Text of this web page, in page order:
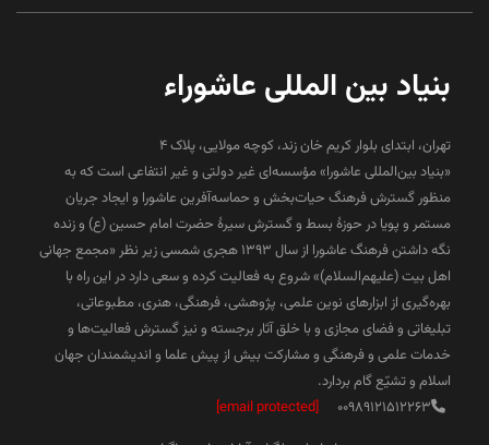
بنیاد بین المللی عاشوراء
تهران، ابتدای بلوار کریم خان زند، کوچه مولایی، پلاک 4
«بنیاد بین‌المللی عاشورا» مؤسسه‌ای غیر دولتی و غیر انتفاعی است که به
منظور گسترش فرهنگ حیات‌بخش و حماسه‌آفرین عاشورا و ایجاد جریان
مستمر و پویا در حوزۀ بسط و گسترش سیرۀ حضرت امام حسین (ع) و زنده
نگه داشتن فرهنگ عاشورا از سال ۱۳۹۳ هجری شمسی زیر نظر «مجمع جهانی
اهل بیت (علیهم‌السلام)» شروع به فعالیت کرده و سعی دارد در این راه با
بهره‌گیری از ابزارهای نوین علمی، پژوهشی، فرهنگی، هنری، مطبوعاتی،
تبلیغاتی و فضای مجازی و با خلق آثار برجسته و نیز گسترش فعالیت‌ها و
خدمات علمی و فرهنگی و مشارکت بیش از پیش علما و اندیشمندان جهان
اسلام و تشیّع گام بردارد.
00989121512263
[email protected]